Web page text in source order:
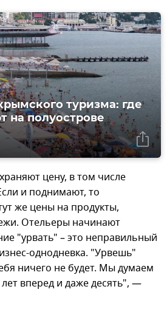
туризма: где
на полуострове
цену, в том числе
и поднимают, то
же цены на продукты,
Отельеры начинают
"урвать" – это неправильный
однодневка. "Урвешь"
ничего не будет. Мы думаем
вперед и даже десять", —